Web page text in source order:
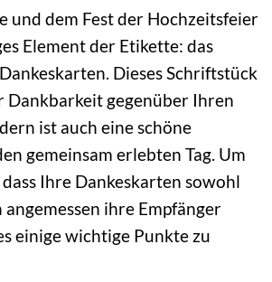
und dem Fest der Hochzeitsfeier
Element der Etikette: das
Dieses Schriftstück
gegenüber Ihren
ist auch eine schöne
gemeinsam erlebten Tag. Um
Ihre Dankeskarten sowohl
angemessen ihre Empfänger
einige wichtige Punkte zu